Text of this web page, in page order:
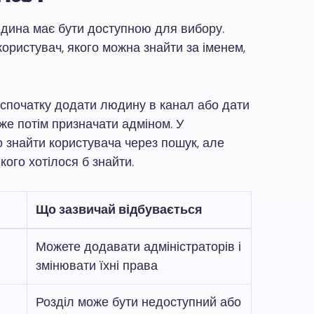
має бути доступною для вибору.
якого можна знайти за іменем,
додати людину в канал або дати
потім призначати адміном. У
знайти користувача через пошук, але
хотілося б знайти.
Що зазвичай відбувається
Можете додавати адміністраторів і
змінювати їхні права
Розділ може бути недоступний або